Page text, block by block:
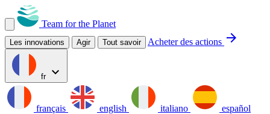
Team for the Planet
Les innovations Agir Tout savoir Acheter des actions arrow_forward
fr expand_more
français english italiano español